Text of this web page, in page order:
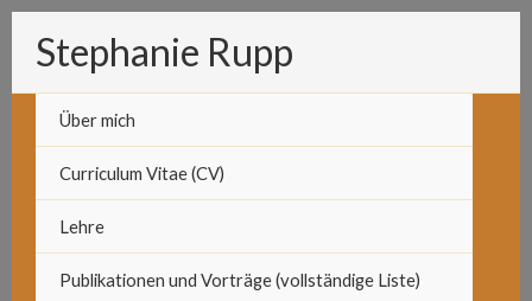
Zum
Inhalt
springenStephanie Rupp
Über mich
Curriculum Vitae (CV)
Lehre
Publikationen und Vorträge (vollständige Liste)